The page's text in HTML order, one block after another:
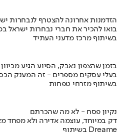
הזדמנות אחרונה להצטרף לנבחרות
בואו להכיר את חברי נבחרות ישראל
בשיתוף מרכז מדעני העתיד
בזמן שהצפון נאבק, הסיוע הגיע
בעלי עסקים מספרים - זה המענק
בשיתוף מזרחי טפחות
נקיון פסח - לא מה שהכרתם
דק במיוחד, עוצמה אדירה ולא
בשיתוף Dreame